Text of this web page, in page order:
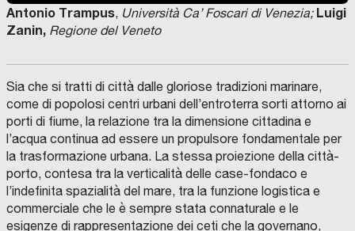
Antonio Trampus, Università Ca’ Foscari di Venezia; Luigi
Zanin, Regione del Veneto
Sia che si tratti di città dalle gloriose tradizioni marinare,
come di popolosi centri urbani dell’entroterra sorti attorno ai
porti di fiume, la relazione tra la dimensione cittadina e
l’acqua continua ad essere un propulsore fondamentale per
la trasformazione urbana. La stessa proiezione della città-
porto, contesa tra la verticalità delle case-fondaco e
l’indefinita spazialità del mare, tra la funzione logistica e
commerciale che le è sempre stata connaturale e le
esigenze di rappresentazione dei ceti che la governano,